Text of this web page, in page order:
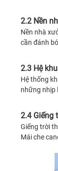
2.2 Nền
Nền nhà
cần đánh
2.3 Hệ
Hệ thống
những nhịp
2.4 Giếng
Giếng trời
Mái che